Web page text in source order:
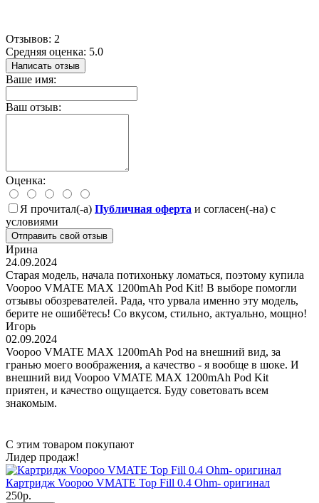
Отзывов: 2
Средняя оценка: 5.0
Написать отзыв
Ваше имя:
Ваш отзыв:
Оценка:
Я прочитал(-а) Публичная оферта и согласен(-на) с
условиями
Отправить свой отзыв
Ирина
24.09.2024
Старая модель, начала потихоньку ломаться, поэтому купила
Voopoo VMATE MAX 1200mAh Pod Kit! В выборе помогли
отзывы обозревателей. Рада, что урвала именно эту модель,
берите не ошибётесь! Со вкусом, стильно, актуально, мощно!
Игорь
02.09.2024
Voopoo VMATE MAX 1200mAh Pod на внешний вид, за
гранью моего воображения, а качество - я вообще в шоке. И
внешний вид Voopoo VMATE MAX 1200mAh Pod Kit
приятен, и качество ощущается. Буду советовать всем
знакомым.
С этим товаром покупают
Лидер продаж!
Картридж Voopoo VMATE Top Fill 0.4 Ohm- оригинал
250р.